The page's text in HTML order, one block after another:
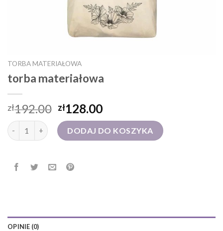
TORBA MATERIAŁOWA
torba materiałowa
zł192.00 zł128.00
ilość torba materiałowaDODAJ DO KOSZYKA
OPINIE (0)